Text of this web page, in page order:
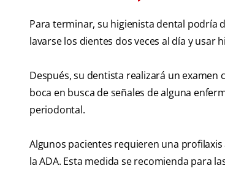
Para terminar, su higienista dental podría
lavarse los dientes dos veces al día y usar
Después, su dentista realizará un examen
boca en busca de señales de alguna
periodontal.
Algunos pacientes requieren una
la ADA. Esta medida se recomienda para